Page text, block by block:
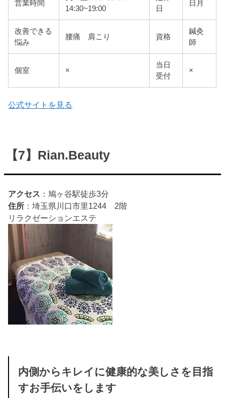
営業時間
14:30~19:00
日
日月
改善できる
悩み
腰痛 肩こり 資格
鍼灸
師
個室 ×
当日
受付
×
公式サイトを見る
【7】Rian.Beauty
アクセス ：鳩ヶ谷駅徒歩3分
住所 ：埼玉県川口市里1244 2階
リラクゼーションエステ
内側からキレイに健康的な美しさを目指
すお手伝いをします